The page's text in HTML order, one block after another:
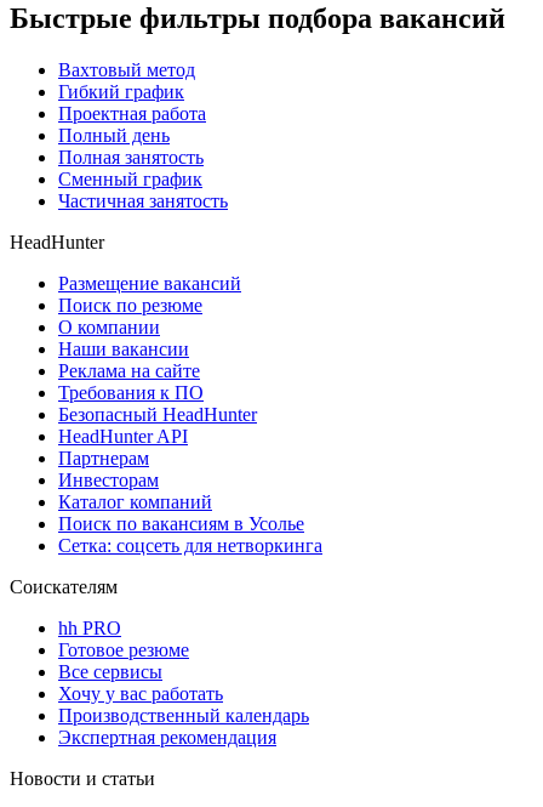
Быстрые фильтры подбора вакансий
Вахтовый метод
Гибкий график
Проектная работа
Полный день
Полная занятость
Сменный график
Частичная занятость
HeadHunter
Размещение вакансий
Поиск по резюме
О компании
Наши вакансии
Реклама на сайте
Требования к ПО
Безопасный HeadHunter
HeadHunter API
Партнерам
Инвесторам
Каталог компаний
Поиск по вакансиям в Усолье
Сетка: соцсеть для нетворкинга
Соискателям
hh PRO
Готовое резюме
Все сервисы
Хочу у вас работать
Производственный календарь
Экспертная рекомендация
Новости и статьи